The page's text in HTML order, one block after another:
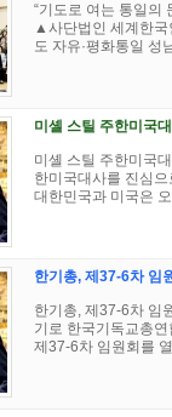
“기도로 여는 통일의
▲사단법인 세계한국
도 자유·평화통일 성
미셸 스틸 주한미국
미셸 스틸 주한미국
한미국대사를 진심
대한민국과 미국은
한기총, 제37-6차 임
한기총, 제37-6차 임
기로 한국기독교총
제37-6차 임원회를